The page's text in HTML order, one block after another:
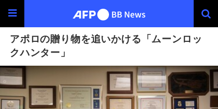
アポロの贈り物を追いかける「ムーンロッ
クハンター」